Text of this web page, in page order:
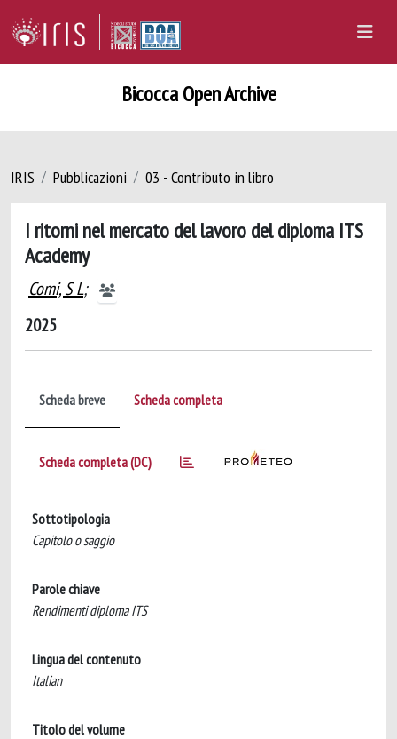
Bicocca Open Archive
IRIS Pubblicazioni 03 - Contributo in libro
I ritorni nel mercato del lavoro del diploma ITS
Academy
Comi, S L;
2025
Scheda breve Scheda completa
Scheda completa (DC)
Sottotipologia
Capitolo o saggio
Parole chiave
Rendimenti diploma ITS
Lingua del contenuto
Italian
Titolo del volume